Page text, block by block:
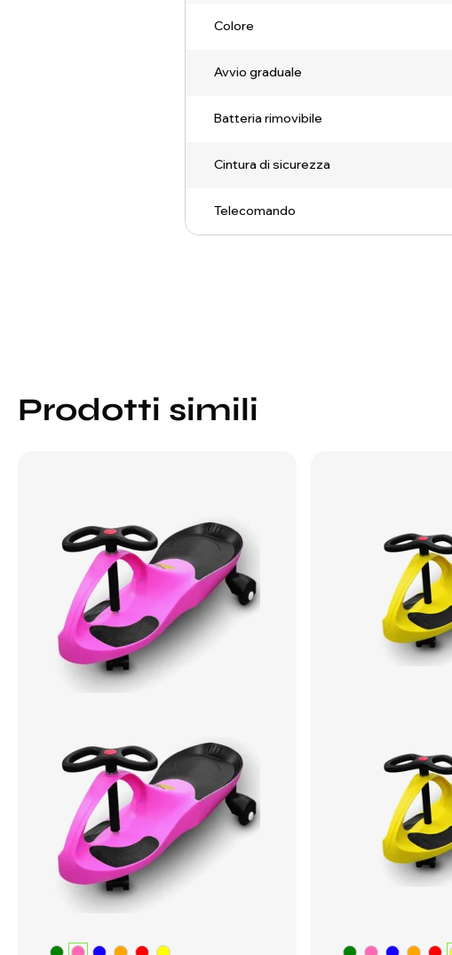
Colore
Avvio graduale
Batteria rimovibile
Cintura di sicurezza
Telecomando
Prodotti simili